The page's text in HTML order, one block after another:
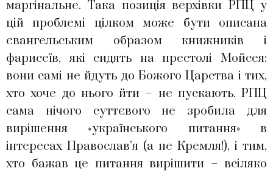
маргінальне. Така позиція верхівки РПЦ у
цій проблемі цілком може бути описана
євангельським образом книжників і
фарисеїв, які сидять на престолі Мойсея:
вони самі не йдуть до Божого Царства і тих,
хто хоче до нього йти – не пускають. РПЦ
сама нічого суттєвого не зробила для
вирішення «українського питання» в
інтересах Православ’я (а не Кремля!), і тим,
хто бажав це питання вирішити – всіляко